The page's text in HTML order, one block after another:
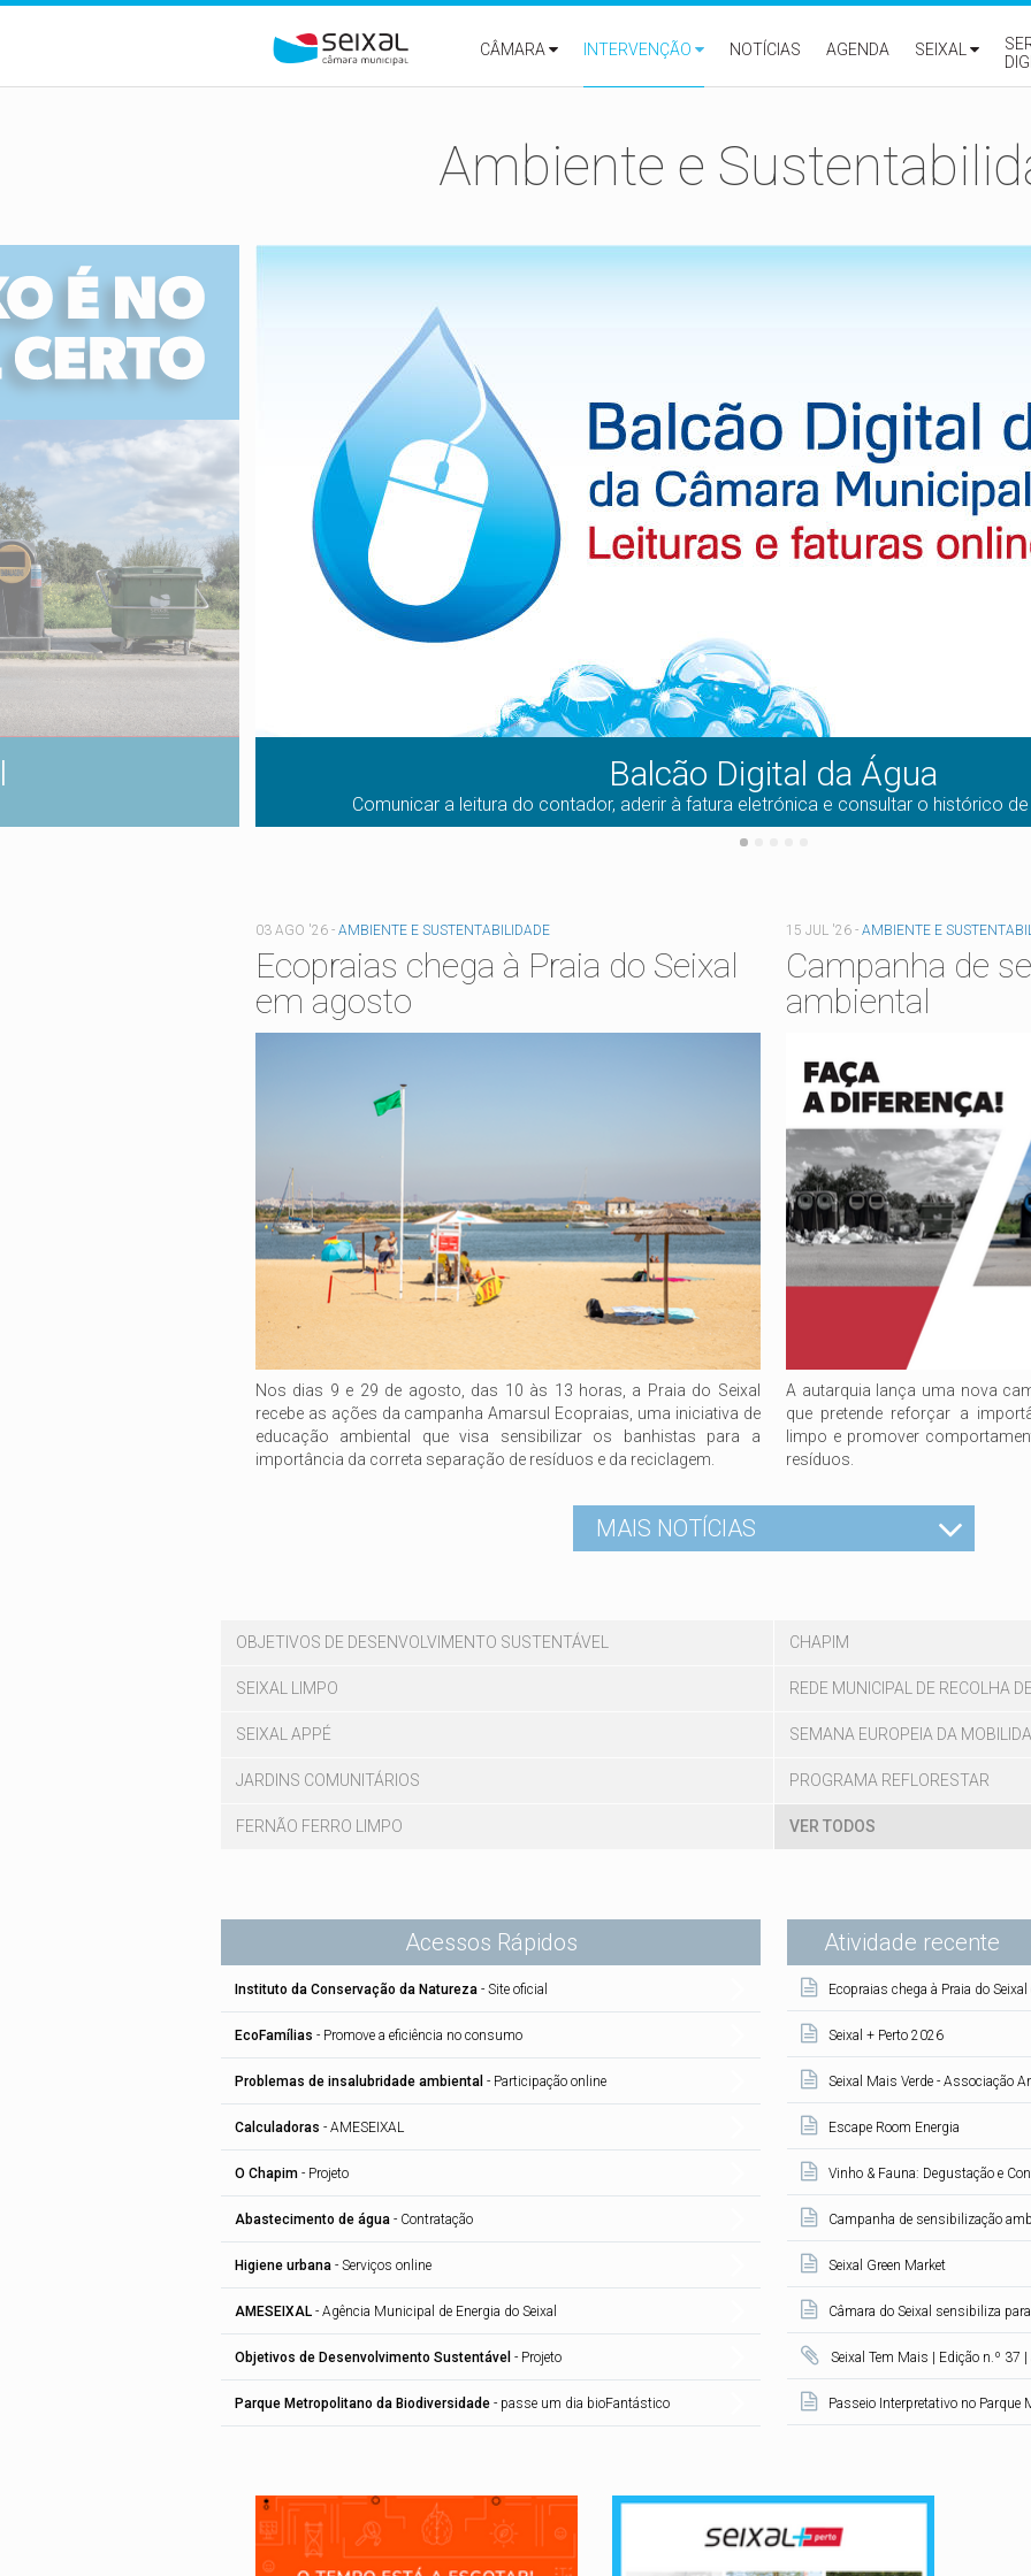
CÂMARA
INTERVENÇÃO NOTÍCIAS AGENDA SEIXAL
Ambiente e
Balcão Digital da Água
Comunicar a leitura do contador, aderir à fatura eletrónica e consultar o histórico
03 AGO '26 - AMBIENTE E SUSTENTABILIDADE
Ecopraias chega à Praia do Seixal
em agosto
Nos dias 9 e 29 de agosto, das 10 às 13 horas, a Praia do Seixal
recebe as ações da campanha Amarsul Ecopraias, uma iniciativa de
educação ambiental que visa sensibilizar os banhistas para a
importância da correta separação de resíduos e da reciclagem.
15 JUL '26 -AMBIENTE E
Campanha de
ambiental
A autarquia lança uma nova
que pretende reforçar a
limpo e promover
resíduos.
MAIS NOTÍCIAS
OBJETIVOS DE DESENVOLVIMENTO SUSTENTÁVEL CHAPIM
SEIXAL LIMPO REDE MUNICIPAL DE RECOLHA
SEIXAL APPÉ SEMANA EUROPEIA DA
JARDINS COMUNITÁRIOS PROGRAMA REFLORESTAR
FERNÃO FERRO LIMPO VER TODOS
Acessos Rápidos
Instituto da Conservação da Natureza - Site oficial
EcoFamílias - Promove a eficiência no consumo
Problemas de insalubridade ambiental - Participação online
Calculadoras - AMESEIXAL
O Chapim - Projeto
Abastecimento de água - Contratação
Higiene urbana - Serviços online
AMESEIXAL - Agência Municipal de Energia do Seixal
Objetivos de Desenvolvimento Sustentável - Projeto
Parque Metropolitano da Biodiversidade - passe um dia bioFantástico
Atividade recente
Ecopraias chega à Praia do
Seixal + Perto 2026
Seixal Mais Verde - Associação
Escape Room Energia
Vinho & Fauna: Degustação e
Campanha de sensibilização
Seixal Green Market
Câmara do Seixal sensibiliza
Seixal Tem Mais | Edição n.º 37
Passeio Interpretativo no Parque